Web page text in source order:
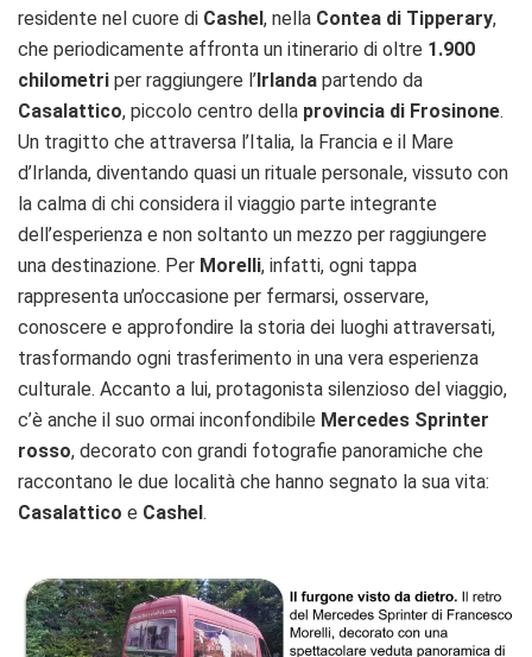
residente nel cuore di Cashel, nella Contea di Tipperary,
che periodicamente affronta un itinerario di oltre 1.900
chilometri per raggiungere l’Irlanda partendo da
Casalattico, piccolo centro della provincia di Frosinone.
Un tragitto che attraversa l’Italia, la Francia e il Mare
d’Irlanda, diventando quasi un rituale personale, vissuto con
la calma di chi considera il viaggio parte integrante
dell’esperienza e non soltanto un mezzo per raggiungere
una destinazione. Per Morelli, infatti, ogni tappa
rappresenta un’occasione per fermarsi, osservare,
conoscere e approfondire la storia dei luoghi attraversati,
trasformando ogni trasferimento in una vera esperienza
culturale. Accanto a lui, protagonista silenzioso del viaggio,
c’è anche il suo ormai inconfondibile Mercedes Sprinter
rosso, decorato con grandi fotografie panoramiche che
raccontano le due località che hanno segnato la sua vita:
Casalattico e Cashel.